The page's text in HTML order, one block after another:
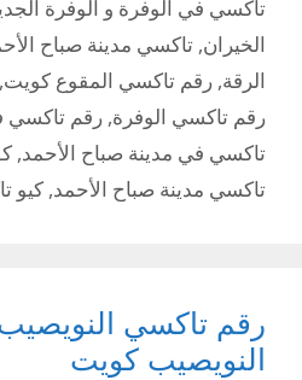
تاكسي في الوفرة و الوفرة
الخيران, تاكسي مدينة صباح
الرقة, رقم تاكسي المقوع كويت,
رقم تاكسي الوفرة, رقم تاكسي
تاكسي في مدينة صباح الأحمد,
تاكسي مدينة صباح الأحمد, كيو
رقم تاكسي
النويصيب كويت